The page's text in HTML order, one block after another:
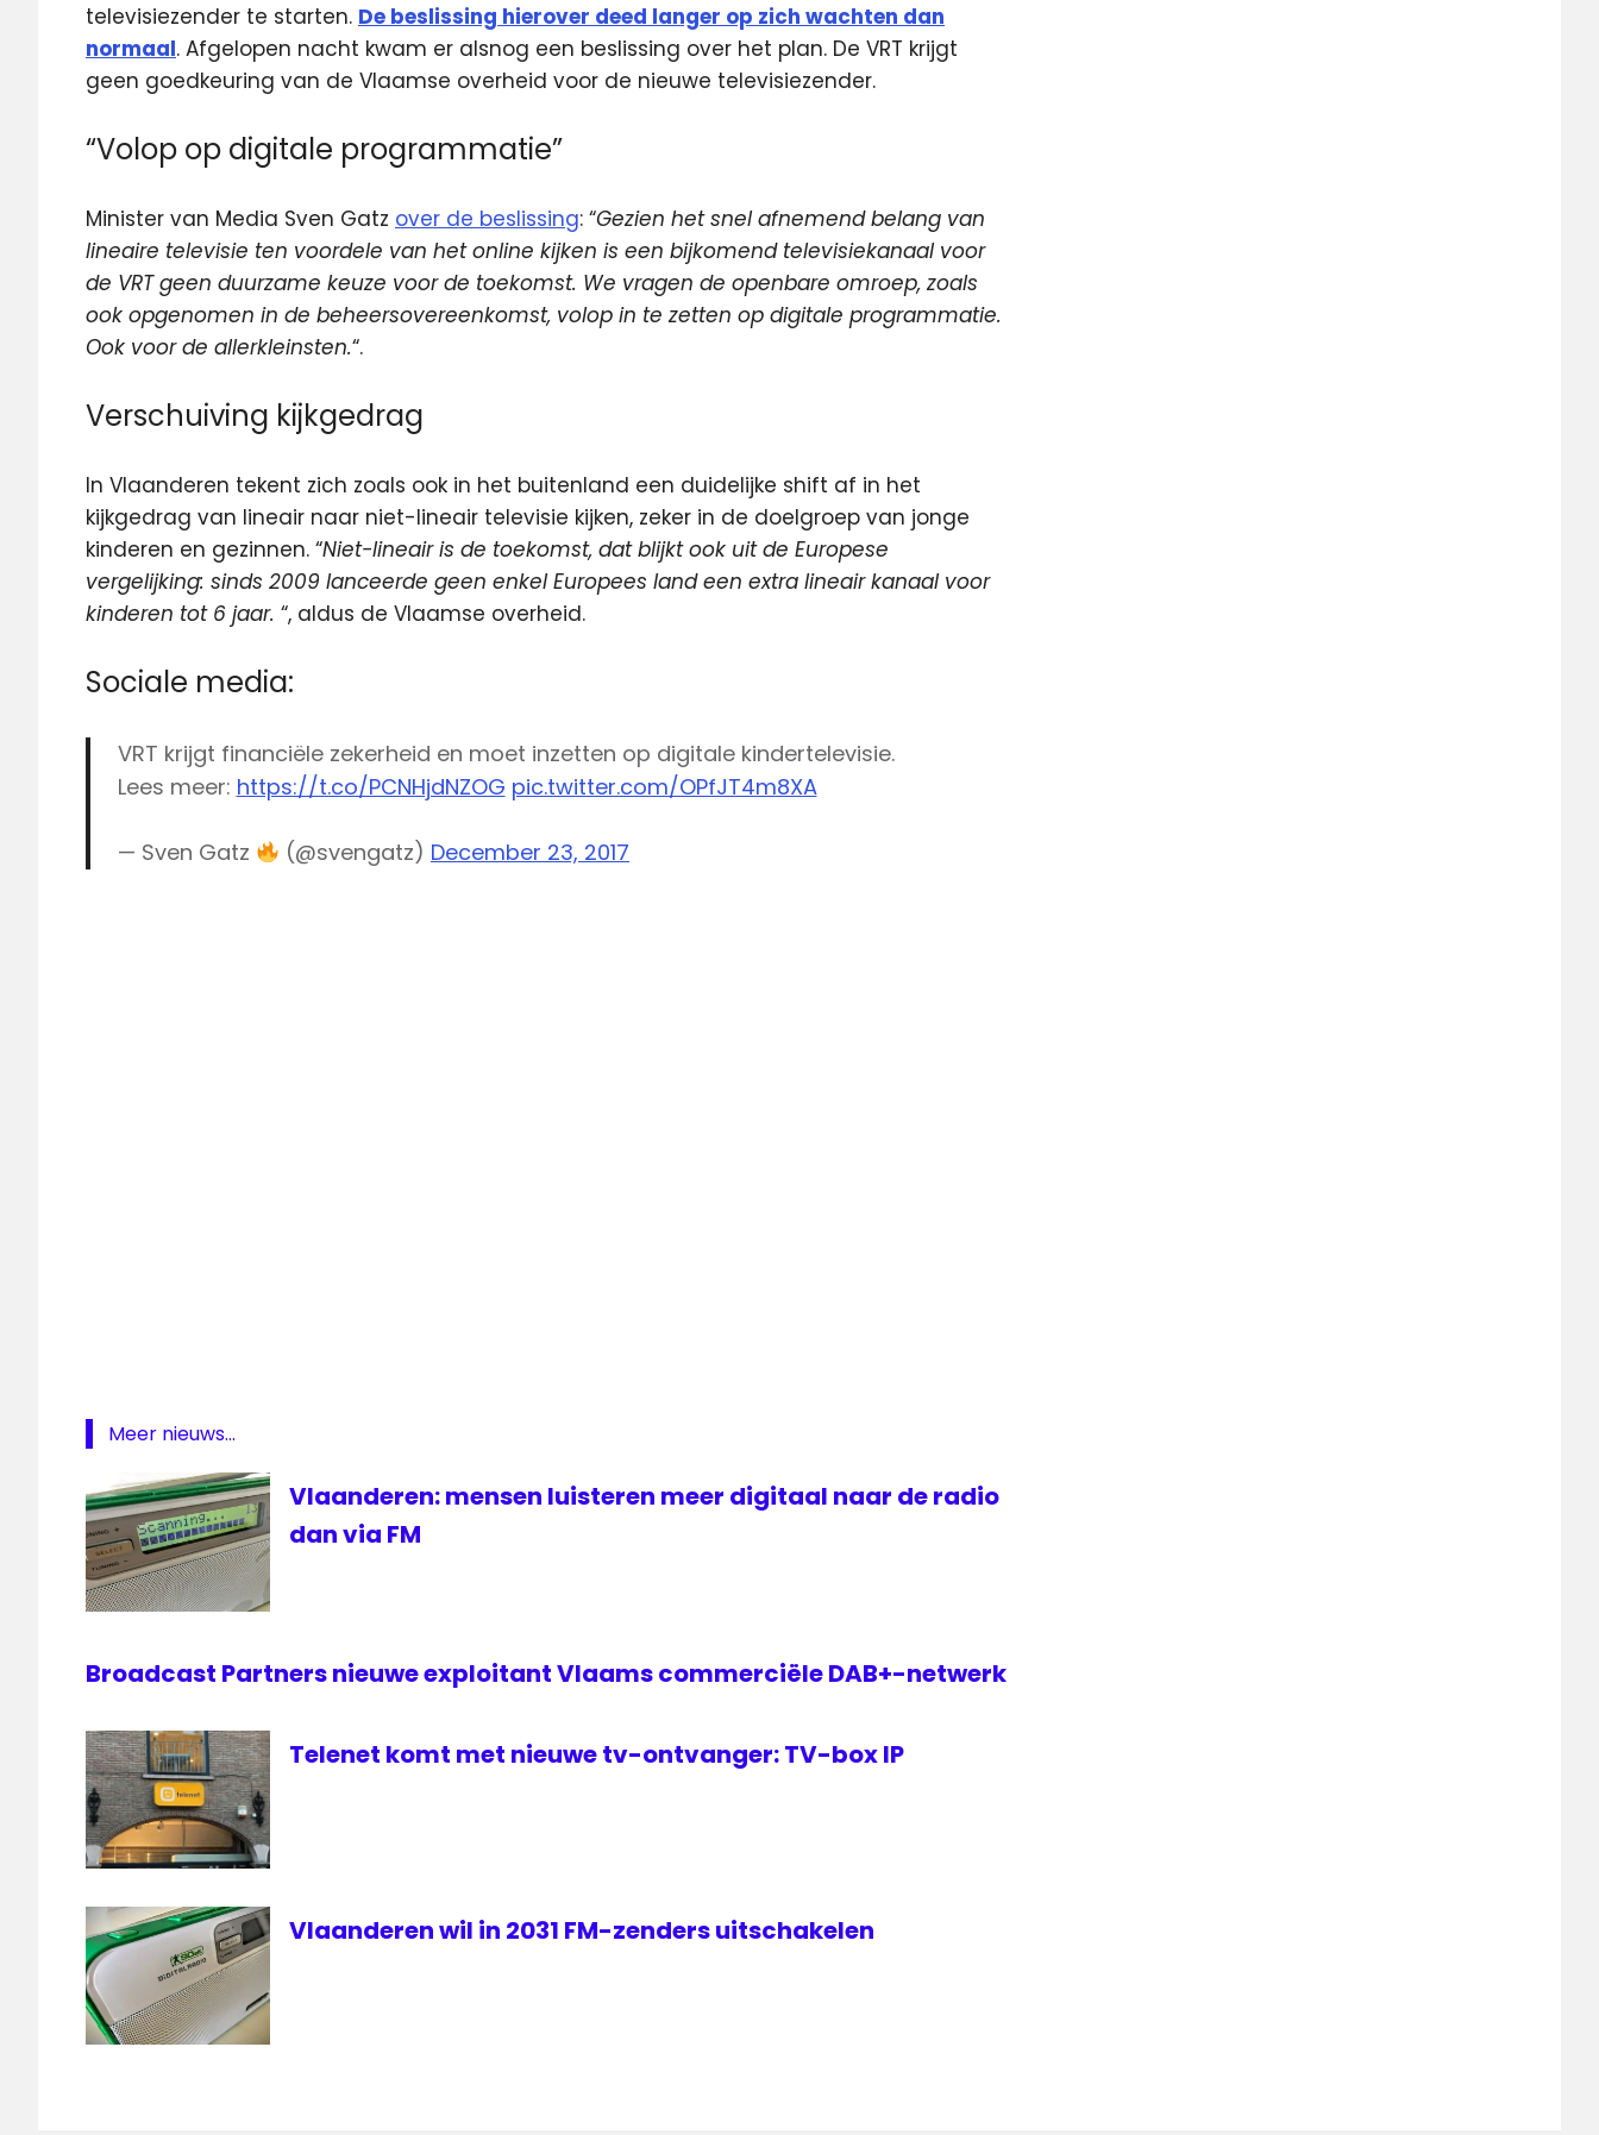
televisiezender te starten. De beslissing hierover deed langer op zich wachten dan
normaal. Afgelopen nacht kwam er alsnog een beslissing over het plan. De VRT krijgt
geen goedkeuring van de Vlaamse overheid voor de nieuwe televisiezender.
“Volop op digitale programmatie”
Minister van Media Sven Gatz over de beslissing: “Gezien het snel afnemend belang van
lineaire televisie ten voordele van het online kijken is een bijkomend televisiekanaal voor
de VRT geen duurzame keuze voor de toekomst. We vragen de openbare omroep, zoals
ook opgenomen in de beheersovereenkomst, volop in te zetten op digitale programmatie.
Ook voor de allerkleinsten.“.
Verschuiving kijkgedrag
In Vlaanderen tekent zich zoals ook in het buitenland een duidelijke shift af in het
kijkgedrag van lineair naar niet-lineair televisie kijken, zeker in de doelgroep van jonge
kinderen en gezinnen. “Niet-lineair is de toekomst, dat blijkt ook uit de Europese
vergelijking: sinds 2009 lanceerde geen enkel Europees land een extra lineair kanaal voor
kinderen tot 6 jaar. “, aldus de Vlaamse overheid.
Sociale media:
VRT krijgt financiële zekerheid en moet inzetten op digitale kindertelevisie.
Lees meer: https://t.co/PCNHjdNZOG pic.twitter.com/OPfJT4m8XA
— Sven Gatz (@svengatz) December 23, 2017
Meer nieuws...
Vlaanderen: mensen luisteren meer digitaal naar de radio
dan via FM
Broadcast Partners nieuwe exploitant Vlaams commerciële DAB+-netwerk
Telenet komt met nieuwe tv-ontvanger: TV-box IP
Vlaanderen wil in 2031 FM-zenders uitschakelen